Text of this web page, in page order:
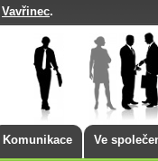
Vavřinec.
Komunikace Ve